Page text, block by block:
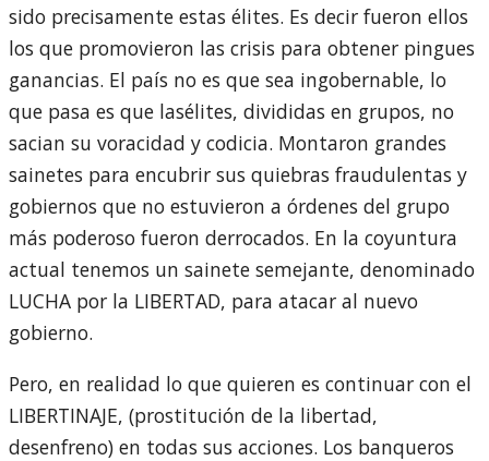
sido precisamente estas élites. Es decir fueron ellos
los que promovieron las crisis para obtener pingues
ganancias. El país no es que sea ingobernable, lo
que pasa es que lasélites, divididas en grupos, no
sacian su voracidad y codicia. Montaron grandes
sainetes para encubrir sus quiebras fraudulentas y
gobiernos que no estuvieron a órdenes del grupo
más poderoso fueron derrocados. En la coyuntura
actual tenemos un sainete semejante, denominado
LUCHA por la LIBERTAD, para atacar al nuevo
gobierno.
Pero, en realidad lo que quieren es continuar con el
LIBERTINAJE, (prostitución de la libertad,
desenfreno) en todas sus acciones. Los banqueros